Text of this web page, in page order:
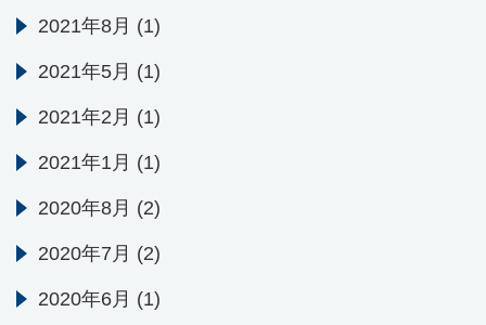
2021年8月 (1)
2021年5月 (1)
2021年2月 (1)
2021年1月 (1)
2020年8月 (2)
2020年7月 (2)
2020年6月 (1)